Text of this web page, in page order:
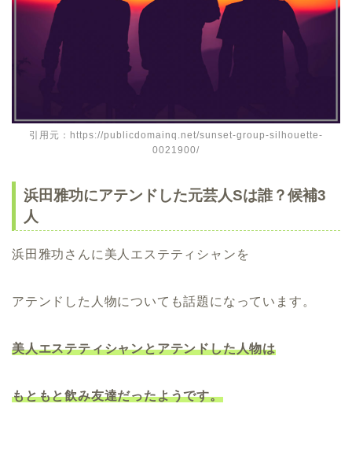
引用元：https://publicdomainq.net/sunset-group-silhouette-
0021900/
浜田雅功にアテンドした元芸人Sは誰？候補3
人
浜田雅功さんに美人エステティシャンを
アテンドした人物についても話題になっています。
美人エステティシャンとアテンドした人物は
もともと飲み友達だったようです。